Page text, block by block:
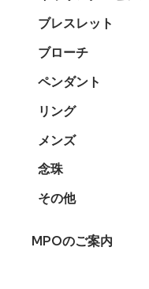
ブレスレット
ブローチ
ペンダント
リング
メンズ
念珠
その他
MPOのご案内